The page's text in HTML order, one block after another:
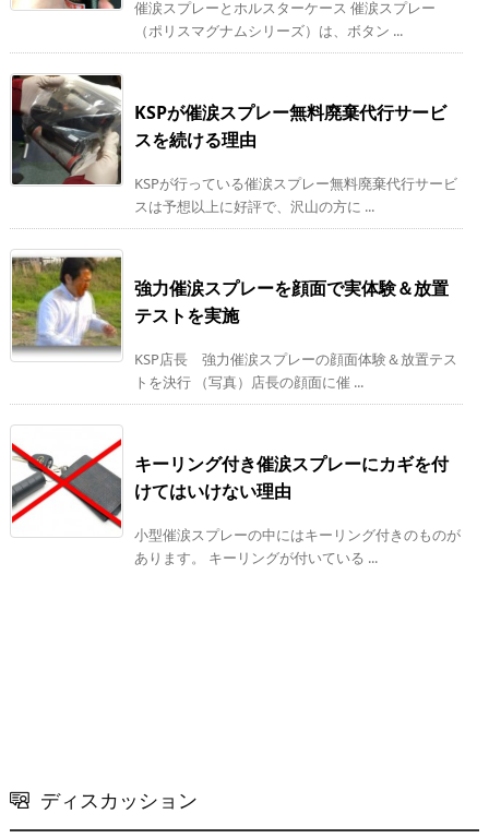
催涙スプレーとホルスターケース 催涙スプレー
（ポリスマグナムシリーズ）は、ボタン ...
KSPが催涙スプレー無料廃棄代行サービ
スを続ける理由
KSPが行っている催涙スプレー無料廃棄代行サービ
スは予想以上に好評で、沢山の方に ...
強力催涙スプレーを顔面で実体験＆放置
テストを実施
KSP店長 強力催涙スプレーの顔面体験＆放置テス
トを決行 （写真）店長の顔面に催 ...
キーリング付き催涙スプレーにカギを付
けてはいけない理由
小型催涙スプレーの中にはキーリング付きのものが
あります。 キーリングが付いている ...
ディスカッション